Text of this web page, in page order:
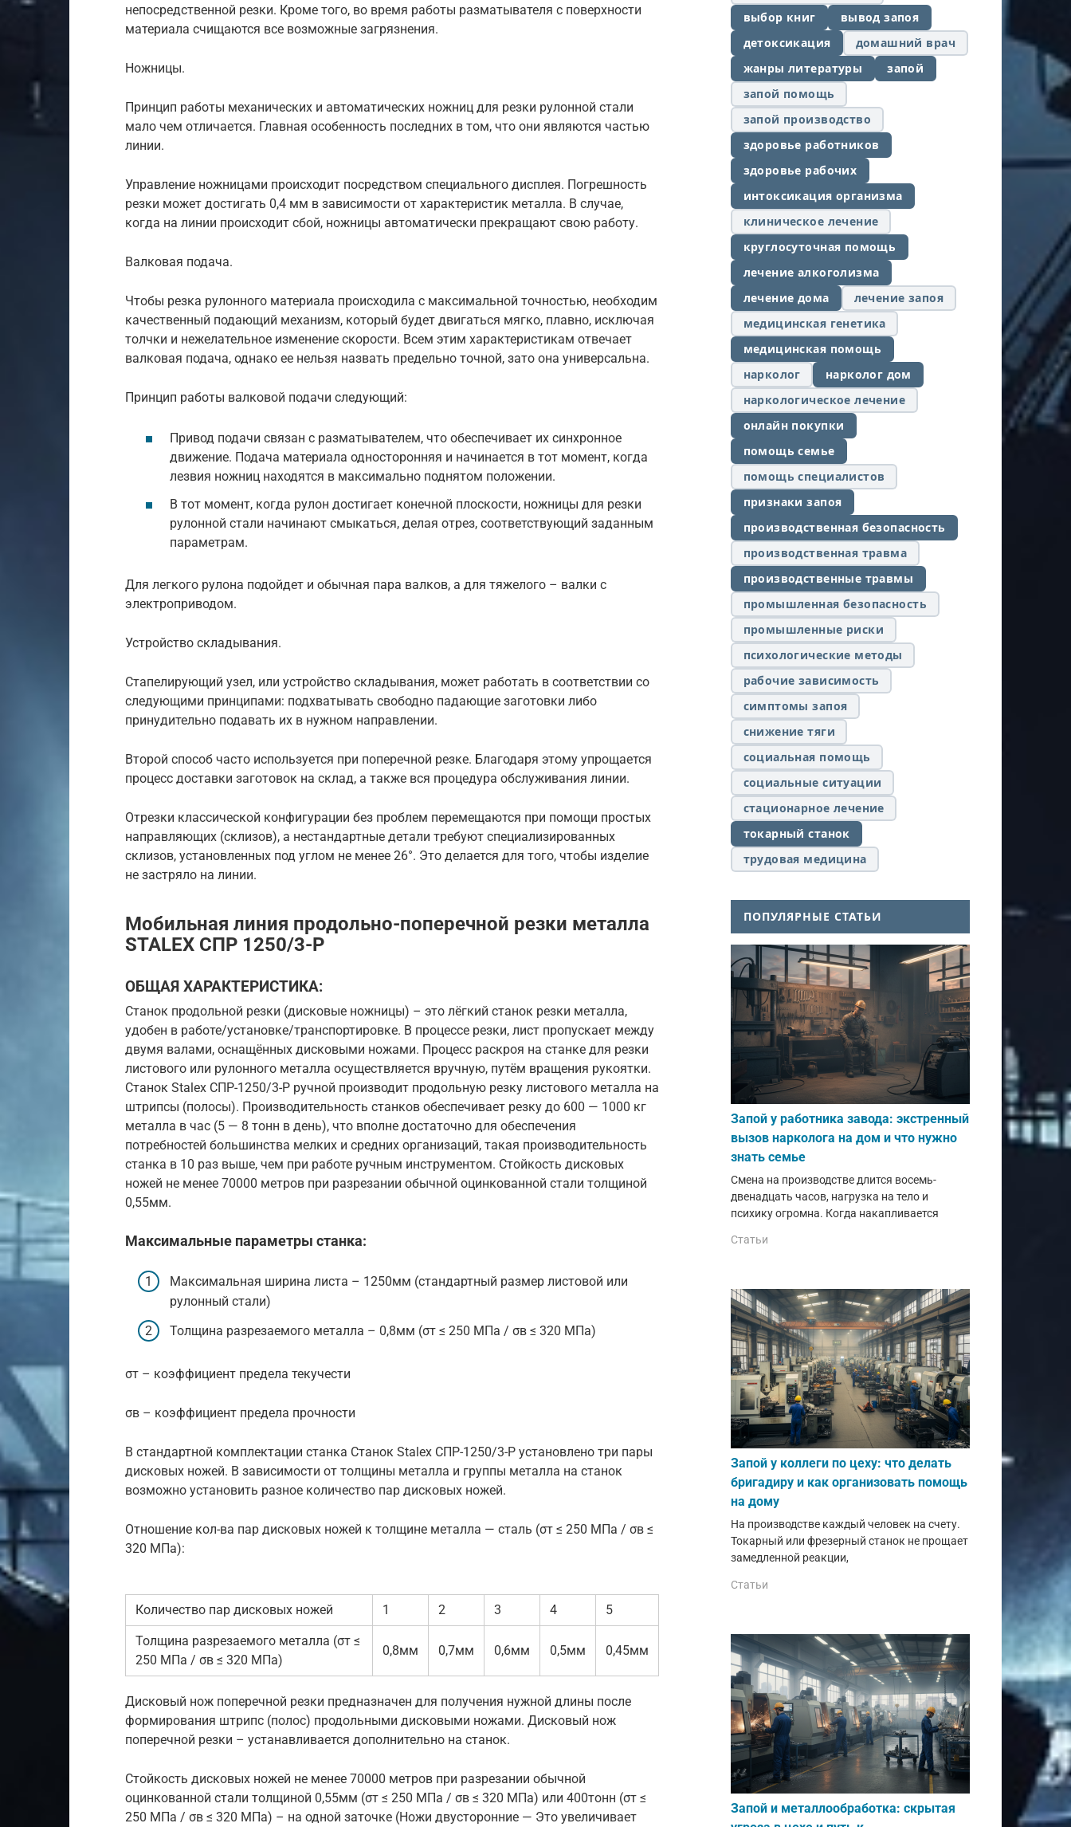
непосредственной резки. Кроме того, во время работы разматывателя с поверхности
материала счищаются все возможные загрязнения.
Ножницы.
Принцип работы механических и автоматических ножниц для резки рулонной стали
мало чем отличается. Главная особенность последних в том, что они являются частью
линии.
Управление ножницами происходит посредством специального дисплея. Погрешность
резки может достигать 0,4 мм в зависимости от характеристик металла. В случае,
когда на линии происходит сбой, ножницы автоматически прекращают свою работу.
Валковая подача.
Чтобы резка рулонного материала происходила с максимальной точностью, необходим
качественный подающий механизм, который будет двигаться мягко, плавно, исключая
толчки и нежелательное изменение скорости. Всем этим характеристикам отвечает
валковая подача, однако ее нельзя назвать предельно точной, зато она универсальна.
Принцип работы валковой подачи следующий:
Привод подачи связан с разматывателем, что обеспечивает их синхронное
движение. Подача материала односторонняя и начинается в тот момент, когда
лезвия ножниц находятся в максимально поднятом положении.
В тот момент, когда рулон достигает конечной плоскости, ножницы для резки
рулонной стали начинают смыкаться, делая отрез, соответствующий заданным
параметрам.
Для легкого рулона подойдет и обычная пара валков, а для тяжелого – валки с
электроприводом.
Устройство складывания.
Стапелирующий узел, или устройство складывания, может работать в соответствии со
следующими принципами: подхватывать свободно падающие заготовки либо
принудительно подавать их в нужном направлении.
Второй способ часто используется при поперечной резке. Благодаря этому упрощается
процесс доставки заготовок на склад, а также вся процедура обслуживания линии.
Отрезки классической конфигурации без проблем перемещаются при помощи простых
направляющих (склизов), а нестандартные детали требуют специализированных
склизов, установленных под углом не менее 26°. Это делается для того, чтобы изделие
не застряло на линии.
Мобильная линия продольно-поперечной резки металла
STALEX СПР 1250/3-Р
ОБЩАЯ ХАРАКТЕРИСТИКА:
Станок продольной резки (дисковые ножницы) – это лёгкий станок резки металла,
удобен в работе/установке/транспортировке. В процессе резки, лист пропускает между
двумя валами, оснащённых дисковыми ножами. Процесс раскроя на станке для резки
листового или рулонного металла осуществляется вручную, путём вращения рукоятки.
Станок Stalex СПР-1250/3-Р ручной производит продольную резку листового металла на
штрипсы (полосы). Производительность станков обеспечивает резку до 600 — 1000 кг
металла в час (5 — 8 тонн в день), что вполне достаточно для обеспечения
потребностей большинства мелких и средних организаций, такая производительность
станка в 10 раз выше, чем при работе ручным инструментом. Стойкость дисковых
ножей не менее 70000 метров при разрезании обычной оцинкованной стали толщиной
0,55мм.
Максимальные параметры станка:
Максимальная ширина листа – 1250мм (стандартный размер листовой или
рулонный стали)
Толщина разрезаемого металла – 0,8мм (σт ≤ 250 МПа / σв ≤ 320 МПа)
σт – коэффициент предела текучести
σв – коэффициент предела прочности
В стандартной комплектации станка Станок Stalex СПР-1250/3-Р установлено три пары
дисковых ножей. В зависимости от толщины металла и группы металла на станок
возможно установить разное количество пар дисковых ножей.
Отношение кол-ва пар дисковых ножей к толщине металла — сталь (σт ≤ 250 МПа / σв ≤
320 МПа):
Количество пар дисковых ножей 1 2 3 4 5
Толщина разрезаемого металла (σт ≤
250 МПа / σв ≤ 320 МПа)
0,8мм 0,7мм 0,6мм 0,5мм 0,45мм
Дисковый нож поперечной резки предназначен для получения нужной длины после
формирования штрипс (полос) продольными дисковыми ножами. Дисковый нож
поперечной резки – устанавливается дополнительно на станок.
Стойкость дисковых ножей не менее 70000 метров при разрезании обычной
оцинкованной стали толщиной 0,55мм (σт ≤ 250 МПа / σв ≤ 320 МПа) или 400тонн (σт ≤
250 МПа / σв ≤ 320 МПа) – на одной заточке (Ножи двусторонние — Это увеличивает
выбор книг
вывод запоя
детоксикация
домашний врач
жанры литературы
запой
запой помощь
запой производство
здоровье работников
здоровье рабочих
интоксикация организма
клиническое лечение
круглосуточная помощь
лечение алкоголизма
лечение дома
лечение запоя
медицинская генетика
медицинская помощь
нарколог
нарколог дом
наркологическое лечение
онлайн покупки
помощь семье
помощь специалистов
признаки запоя
производственная безопасность
производственная травма
производственные травмы
промышленная безопасность
промышленные риски
психологические методы
рабочие зависимость
симптомы запоя
снижение тяги
социальная помощь
социальные ситуации
стационарное лечение
токарный станок
трудовая медицина
ПОПУЛЯРНЫЕ СТАТЬИ
Запой у работника завода: экстренный
вызов нарколога на дом и что нужно
знать семье
Смена на производстве длится восемь-
двенадцать часов, нагрузка на тело и
психику огромна. Когда накапливается
Статьи
Запой у коллеги по цеху: что делать
бригадиру и как организовать помощь
на дому
На производстве каждый человек на счету.
Токарный или фрезерный станок не прощает
замедленной реакции,
Статьи
Запой и металлообработка: скрытая